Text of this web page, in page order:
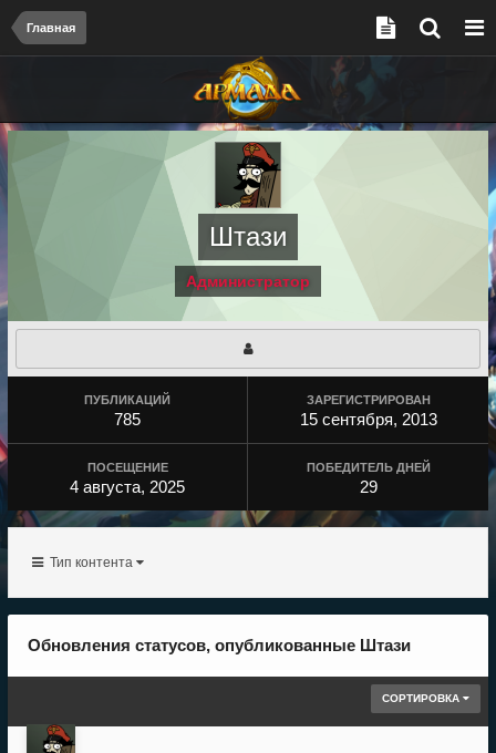
Главная
Штази
Администратор
ПУБЛИКАЦИЙ
785
ЗАРЕГИСТРИРОВАН
15 сентября, 2013
ПОСЕЩЕНИЕ
4 августа, 2025
ПОБЕДИТЕЛЬ ДНЕЙ
29
Тип контента
Обновления статусов, опубликованные Штази
СОРТИРОВКА